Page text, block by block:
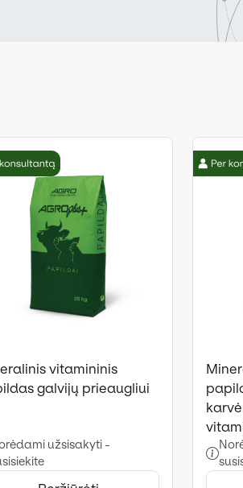
vitamininis
galvijų prieaugliui
užsisakyti -